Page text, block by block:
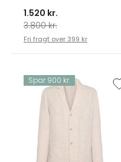
1.520 kr.
3.800 kr.
Fri fragt over 399 kr
Spar 900 kr.